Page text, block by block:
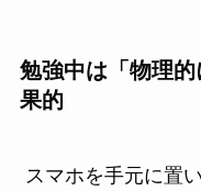
勉強中は「物理
果的
スマホを手元に置